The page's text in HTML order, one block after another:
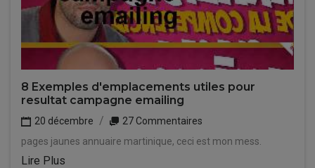
8 Exemples d'emplacements utiles pour
resultat campagne emailing
20 décembre
27 Commentaires
pages jaunes annuaire martinique, ceci est mon mess.
Lire Plus